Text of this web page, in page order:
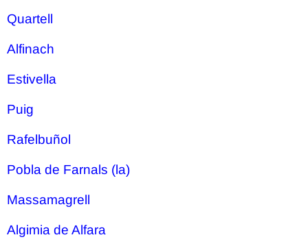
Quartell
Alfinach
Estivella
Puig
Rafelbuñol
Pobla de Farnals (la)
Massamagrell
Algimia de Alfara